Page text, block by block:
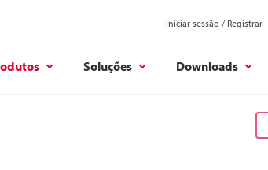
Iniciar sessão / Registrar
Soluções Downloads